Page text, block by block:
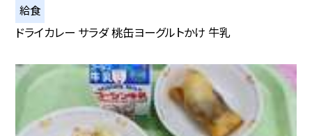
給食
ドライカレー サラダ 桃缶ヨーグルトかけ 牛乳